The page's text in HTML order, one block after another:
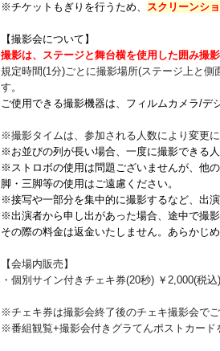
※チケットもぎりを行うため、 スクリーンシ
【撮影会について】
撮影は、ステージと舞台横を使用した囲み撮影
規定時間(1分)ごとに撮影場所(ステージ上と
す。
ご使用できる撮影機器は、フィルムカメラ/デ
※撮影タイムは、参加される人数により変更に
※お並びの列が長い場合、一度に撮影できる
※ストロボの使用は問題ございませんが、他
脚・三脚等の使用はご遠慮ください。
※接写や一部分を集中的に撮影するなど、出
※出演者から申し出があった場合、途中で撮
その際の料金は返金いたしません。あらかじめ
【会場内販売】
・個別サイン付きチェキ券(20秒) ￥2,000(税込)
※チェキ券は撮影会終了後のチェキ撮影会でご
※番組観覧+撮影会付きグラてんポストカード